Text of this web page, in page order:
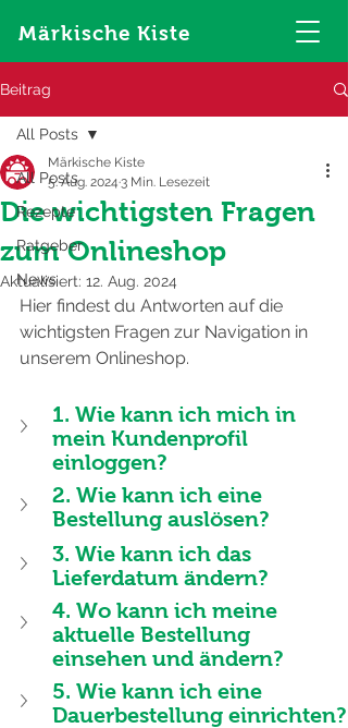
Märkische Kiste
Beitrag
All Posts
Rezepte
Ratgeber
News
All Posts
Die wichtigsten Fragen
zum Onlineshop
Märkische Kiste
5. Aug. 2024 3 Min. Lesezeit
Aktualisiert: 12. Aug. 2024
Hier findest du Antworten auf die
wichtigsten Fragen zur Navigation in
unserem Onlineshop.
1. Wie kann ich mich in
mein Kundenprofil
einloggen?
2. Wie kann ich eine
Bestellung auslösen?
3. Wie kann ich das
Lieferdatum ändern?
4. Wo kann ich meine
aktuelle Bestellung
einsehen und ändern?
5. Wie kann ich eine
Dauerbestellung einrichten?